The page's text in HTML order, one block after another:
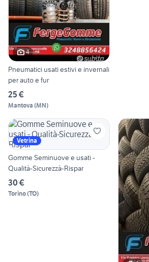
4
Pneumatici usati estivi e invernali
per auto e fur
25 €
Mantova (MN)
Vetrina
Gomme Seminuove e usati -
Qualità-Sicurezzà-Rispar
30 €
Torino(TO)